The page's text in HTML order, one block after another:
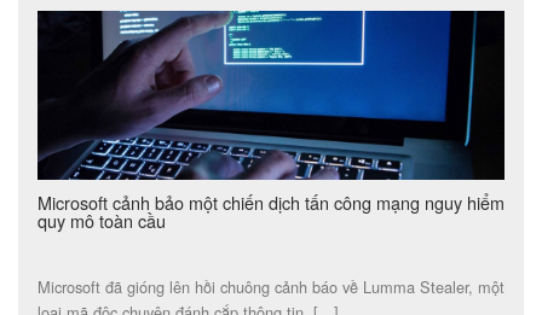
Microsoft cảnh bảo một chiến dịch tấn công mạng nguy hiểm
quy mô toàn cầu
Microsoft đã gióng lên hồi chuông cảnh báo về Lumma Stealer, một